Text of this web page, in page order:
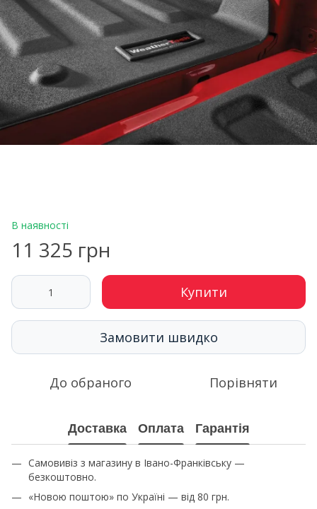
В наявності
11 325 грн
Купити
Замовити швидко
До обраного Порівняти
Доставка Оплата Гарантія
Самовивіз з магазину в Івано-Франківську —
безкоштовно.
«Новою поштою» по Україні — від 80 грн.